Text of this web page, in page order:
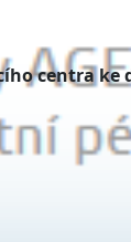
centra ke